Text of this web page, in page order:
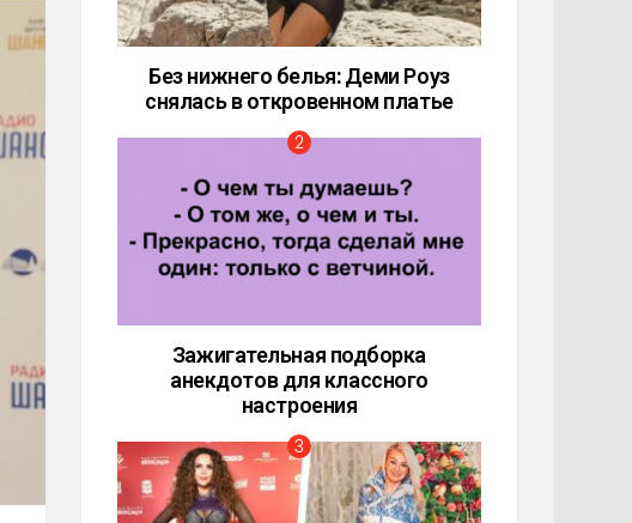
Без нижнего белья: Деми Роуз
снялась в откровенном платье
Зажигательная подборка
анекдотов для классного
настроения